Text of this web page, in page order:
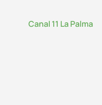
Canal 11 La Palma